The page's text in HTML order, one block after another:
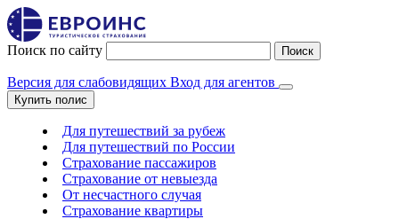
Поиск по сайту Поиск
Версия для слабовидящих Вход для агентов
Купить полис
Для путешествий за рубеж
Для путешествий по России
Страхование пассажиров
Страхование от невыезда
От несчастного случая
Страхование квартиры